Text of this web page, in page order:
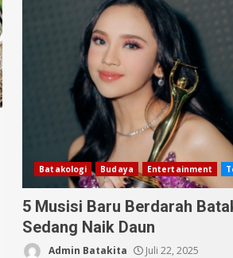
Datu Batak: Misteri
Batak Terungkap!
Juni 11, 2026
5
10 Kontroversial
Batak Sering Jadi
Perdebatan
Mei 25, 2026
Batakologi Budaya Entertainment
5 Musisi Baru Berdarah
Sedang Naik Daun
Admin Batakita Juli 22, 2025